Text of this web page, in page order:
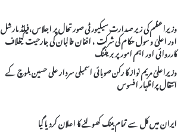
وزیراعظم کی زیر صدارت سیکیورٹی صورتحال پر اجلاس،فیلڈ مارشل
اور اعلیٰ و سول حکام کی شرکت ، افغان طالبان کی جارحیت کیخلاف
کارروائی اور اہم امور پر بریفنگ
وزیراعلیٰ مریم نواز کا رکن صوبائی اسمبلی سردار علی حسین بلوچ کے
انتقال پراظہار افسوس
ایران میں کل سے تمام بینک کھولنے کا اعلان کردیا گیا